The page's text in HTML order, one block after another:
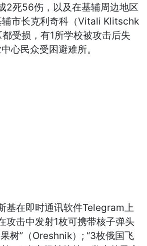
2死56伤，以及在基辅周边地区
市长克利奇科（Vitali Klitschk
受损，有1所学校被攻击后失
心民众受困避难所。
基在即时通讯软件Telegram上
攻击中发射1枚可携带核子弹头
树”（Oreshnik）; “3枚俄国飞